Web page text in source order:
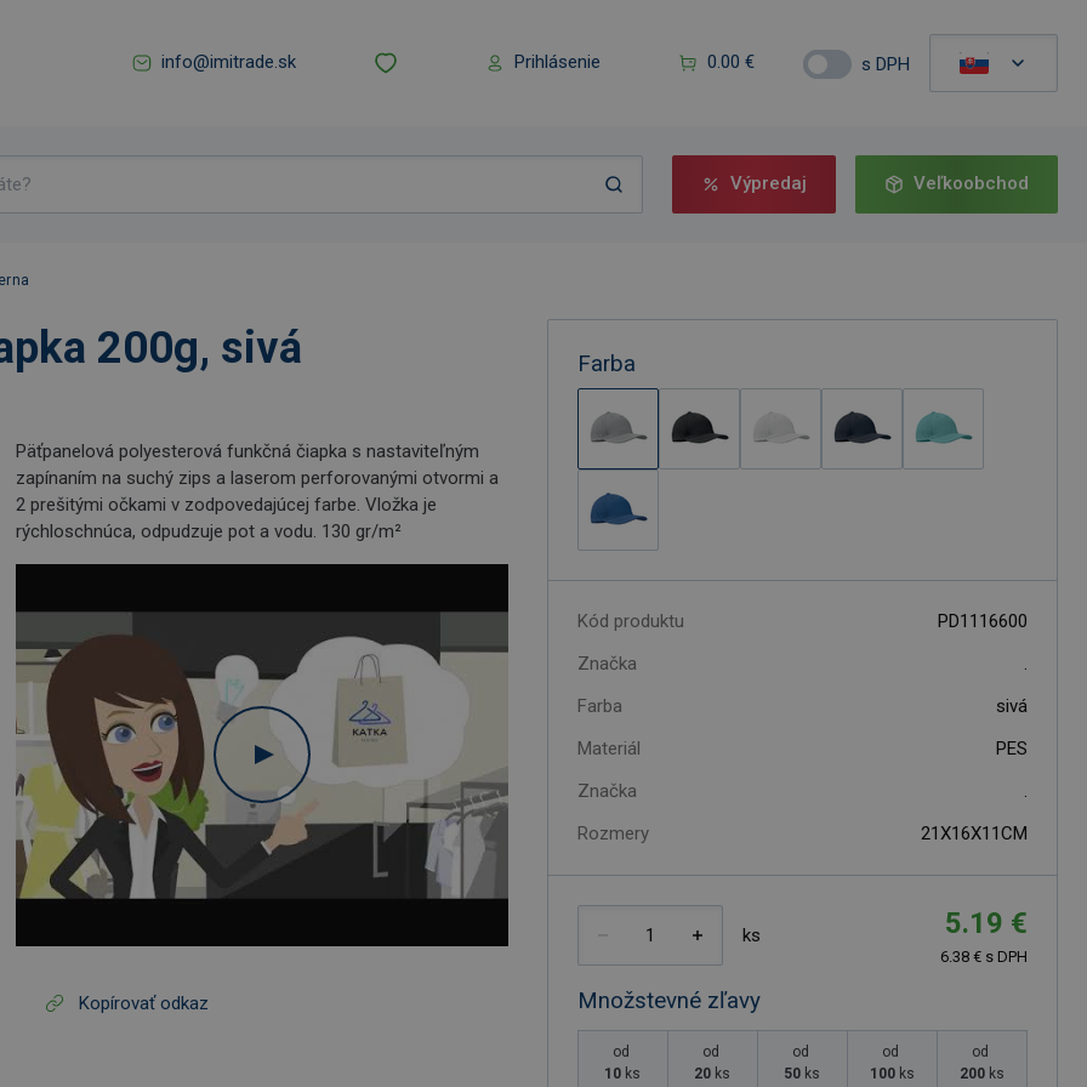
info@imitrade.sk Prihlásenie 0.00 € s DPH
Výpredaj Veľkoobchod
200g, sivá
Päťpanelová polyesterová funkčná čiapka s nastaviteľným
zapínaním na suchý zips a laserom perforovanými otvormi a
2 prešitými očkami v zodpovedajúcej farbe. Vložka je
rýchloschnúca, odpudzuje pot a vodu. 130 gr/m²
Kopírovať odkaz
Farba
Kód produktu
PD1116600
Značka
Farba
sivá
Materiál
PES
Značka
Rozmery
21X16X11CM
ks 5.19 €
6.38 € s DPH
Množstevné zľavy
od
10 ks
od
20 ks
od
50 ks
od
100 ks
od
200 ks